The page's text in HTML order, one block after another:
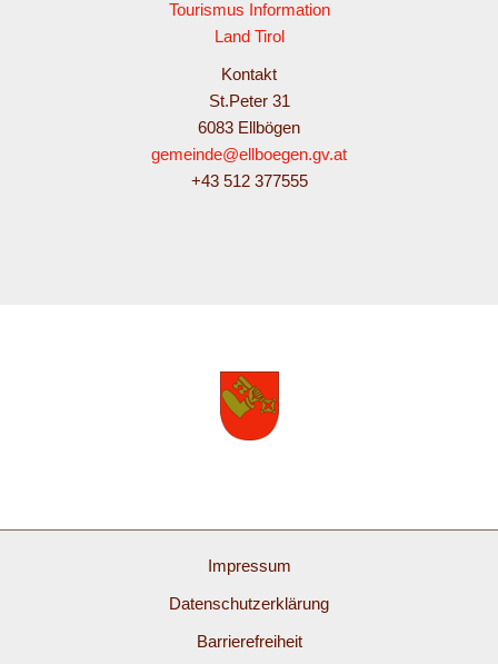
Tourismus Information
Land Tirol
Kontakt
St.Peter 31
6083 Ellbögen
gemeinde@ellboegen.gv.at
+43 512 377555
Impressum
Datenschutzerklärung
Barrierefreiheit